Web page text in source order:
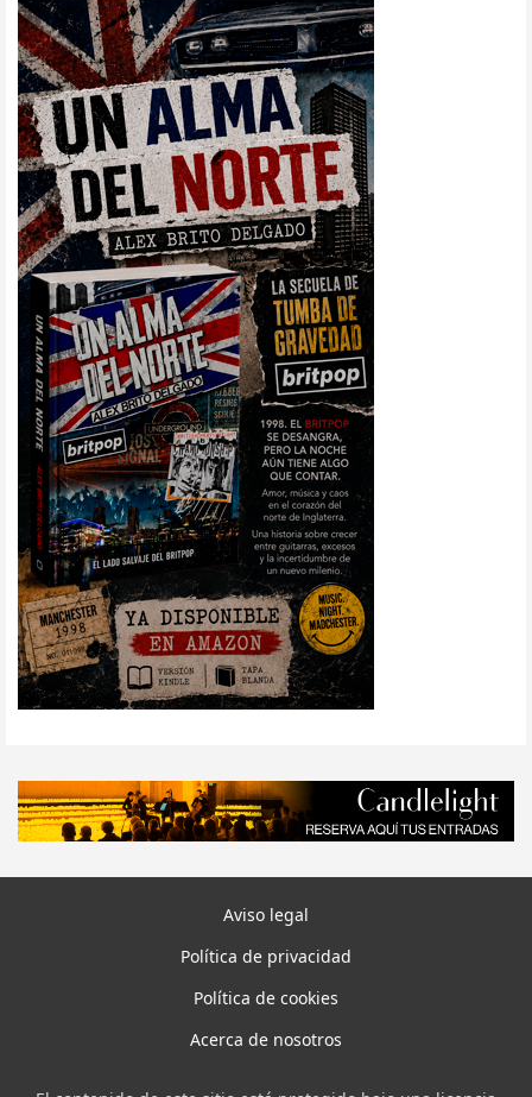
Aviso legal
Política de privacidad
Política de cookies
Acerca de nosotros